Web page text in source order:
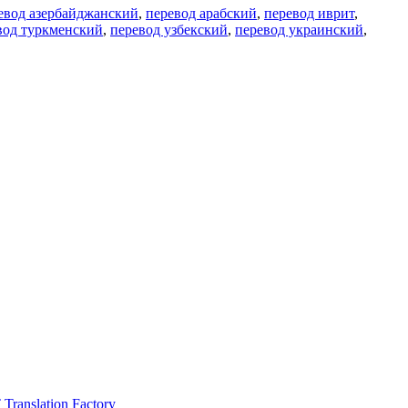
азербайджанский, перевод арабский, перевод иврит,
туркменский, перевод узбекский, перевод украинский,
Factory